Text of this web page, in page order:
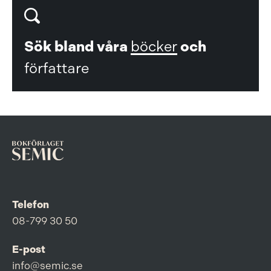
Sök bland våra böckeroch
författare
Telefon
08-799 30 50
E-post
info@semic.se